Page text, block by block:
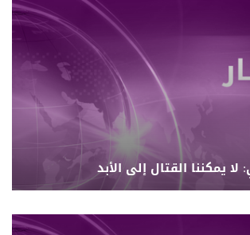
لا يمكننا القتال إلى الأبد